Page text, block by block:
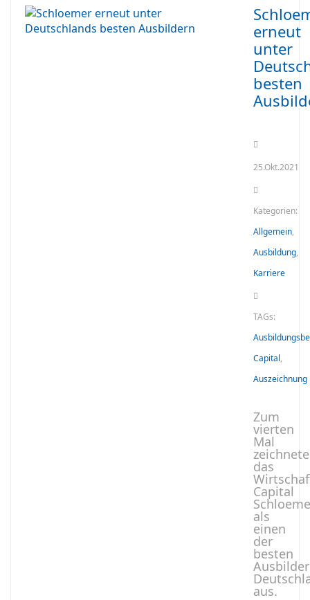
erneut
unter
besten
25.Okt.2021
Kategorien:
Allgemein,
Ausbildung,
Karriere
TAGs:
Capital,
Auszeichnung
Zum
vierten
Mal
zeichnete
das
Capital
als
einen
der
besten
Ausbilder
aus.